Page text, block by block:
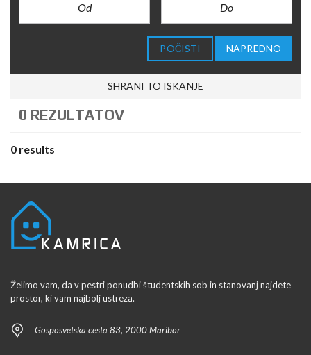
POČISTI NAPREDNO
SHRANI TO ISKANJE
0 REZULTATOV
0 results
Želimo vam, da v pestri ponudbi študentskih sob in stanovanj najdete
prostor, ki vam najbolj ustreza.
Gosposvetska cesta 83, 2000 Maribor